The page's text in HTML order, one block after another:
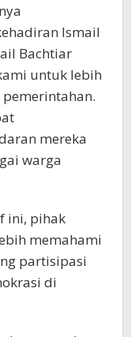
Ismail
Bachtiar
untuk lebih
mereka
warga
ini, pihak
memahami
partisipasi
di